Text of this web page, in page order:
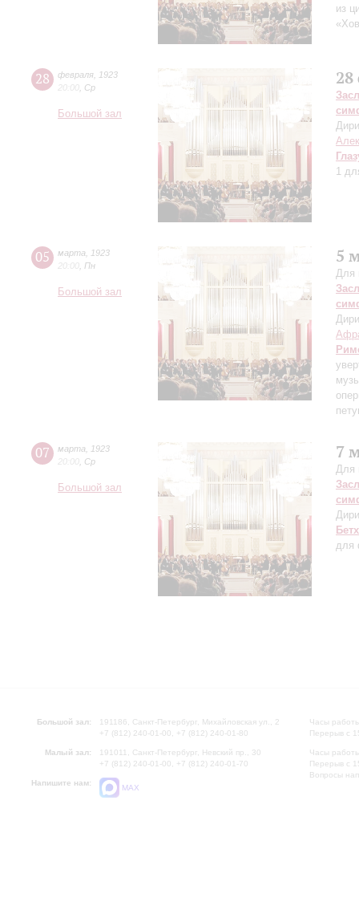
из
28 февраля
1923
20:00 Ср
Большой зал
28
1
05 марта
1923
20:00 Пн
Большой зал
5
Для
07 марта
1923
20:00 Ср
Большой зал
7
Для
для
Большой зал:
191186, Санкт-Петербург, Михайловская ул., 2
+7 (812) 240-01-00, +7 (812) 240-01-80
Малый зал:
191011, Санкт-Петербург, Невский пр., 30
+7 (812) 240-01-00, +7 (812) 240-01-70
Напишите нам:
MAX
Часы
Перерыв с
Часы
Перерыв с
Вопросы